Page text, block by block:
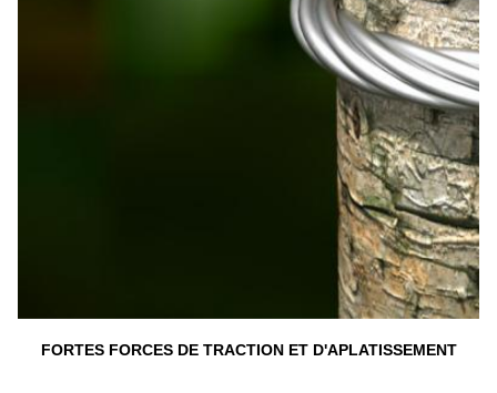
FORTES FORCES DE TRACTION ET D'APLATISSEMENT